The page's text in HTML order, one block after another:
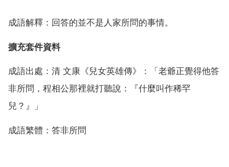
成語解釋：回答的並不是人家所問的事情。
擴充套件資料
成語出處：清 文康《兒女英雄傳》：「老爺正覺得他答
非所問，程相公那裡就打聽說：『什麼叫作稀罕
兒？』」
成語繁體：答非所問